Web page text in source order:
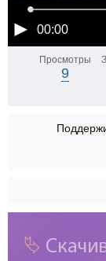
00:00
Просмотры
9